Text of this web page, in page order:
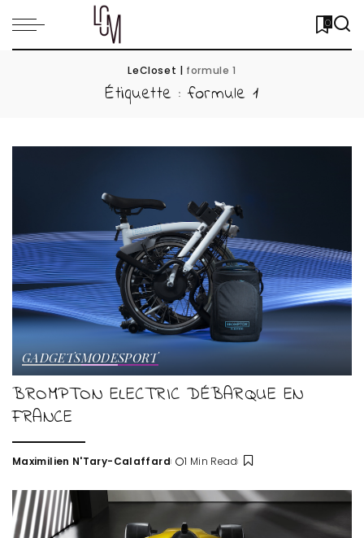
0
LeCloset | formule 1
Étiquette :formule 1
GADGETSMODESPORT
BROMPTON ELECTRIC DÉBARQUE EN
FRANCE
Posted
Maximilien N'Tary-Calaffard 1 Min Read